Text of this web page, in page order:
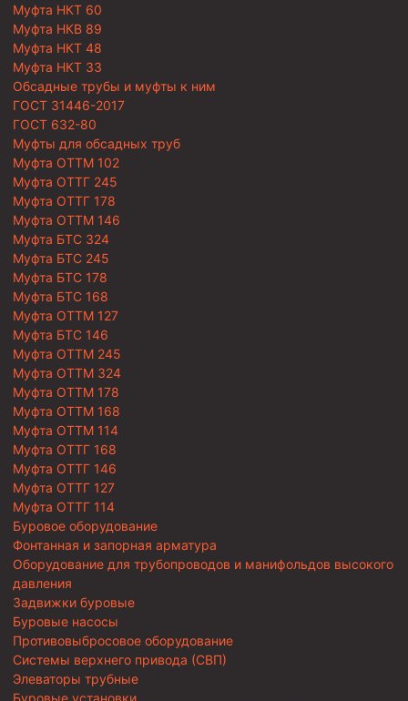
Муфта НКТ 60
Муфта НКВ 89
Муфта НКТ 48
Муфта НКТ 33
Обсадные трубы и муфты к ним
ГОСТ 31446-2017
ГОСТ 632-80
Муфты для обсадных труб
Муфта ОТТМ 102
Муфта ОТТГ 245
Муфта ОТТГ 178
Муфта ОТТМ 146
Муфта БТС 324
Муфта БТС 245
Муфта БТС 178
Муфта БТС 168
Муфта ОТТМ 127
Муфта БТС 146
Муфта ОТТМ 245
Муфта ОТТМ 324
Муфта ОТТМ 178
Муфта ОТТМ 168
Муфта ОТТМ 114
Муфта ОТТГ 168
Муфта ОТТГ 146
Муфта ОТТГ 127
Муфта ОТТГ 114
Буровое оборудование
Фонтанная и запорная арматура
Оборудование для трубопроводов и манифольдов высокого
давления
Задвижки буровые
Буровые насосы
Противовыбросовое оборудование
Системы верхнего привода (СВП)
Элеваторы трубные
Буровые установки